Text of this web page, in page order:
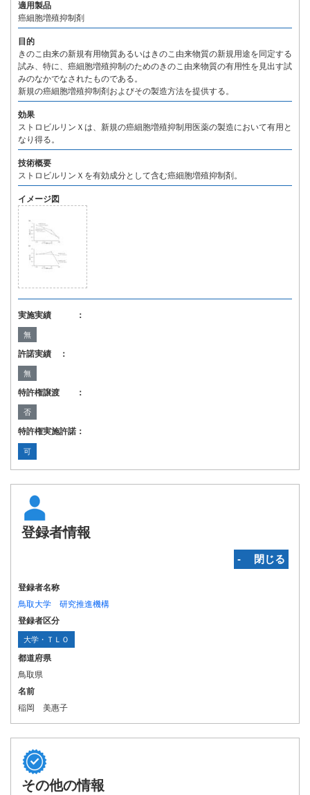
適用製品
癌細胞増殖抑制剤
目的
きのこ由来の新規有用物質あるいはきのこ由来物質の新規用途を同定する
試み、特に、癌細胞増殖抑制のためのきのこ由来物質の有用性を見出す試
みのなかでなされたものである。
新規の癌細胞増殖抑制剤およびその製造方法を提供する。
効果
ストロビルリンＸは、新規の癌細胞増殖抑制用医薬の製造において有用と
なり得る。
技術概要
ストロビルリンＸを有効成分として含む癌細胞増殖抑制剤。
イメージ図
実施実績 ：
無
許諾実績 ：
無
特許権譲渡 ：
否
特許権実施許諾：
可
登録者情報
‐ 閉じる
登録者名称
鳥取大学 研究推進機構
登録者区分
大学・ＴＬＯ
都道府県
鳥取県
名前
稲岡 美惠子
その他の情報